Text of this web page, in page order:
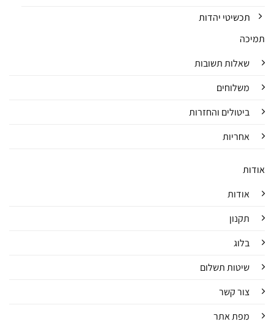
תכשיטי יהדות
תמיכה
שאלות תשובות
משלוחים
ביטולים והחזרות
אחריות
אודות
אודות
תקנון
בלוג
שיטות תשלום
צור קשר
מפת אתר